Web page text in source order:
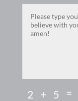
2 + 5 =